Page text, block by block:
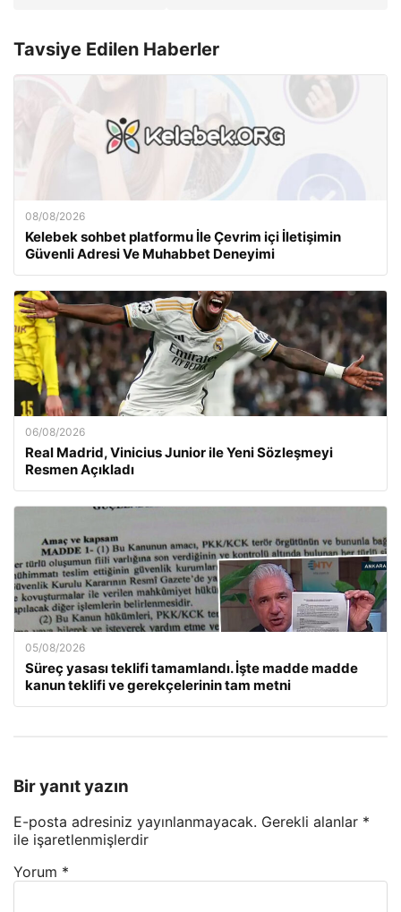
Tavsiye Edilen Haberler
08/08/2026
Kelebek sohbet platformu İle Çevrim içi İletişimin
Güvenli Adresi Ve Muhabbet Deneyimi
06/08/2026
Real Madrid, Vinicius Junior ile Yeni Sözleşmeyi
Resmen Açıkladı
05/08/2026
Süreç yasası teklifi tamamlandı. İşte madde madde
kanun teklifi ve gerekçelerinin tam metni
Bir yanıt yazın
E-posta adresiniz yayınlanmayacak. Gerekli alanlar *
ile işaretlenmişlerdir
Yorum *